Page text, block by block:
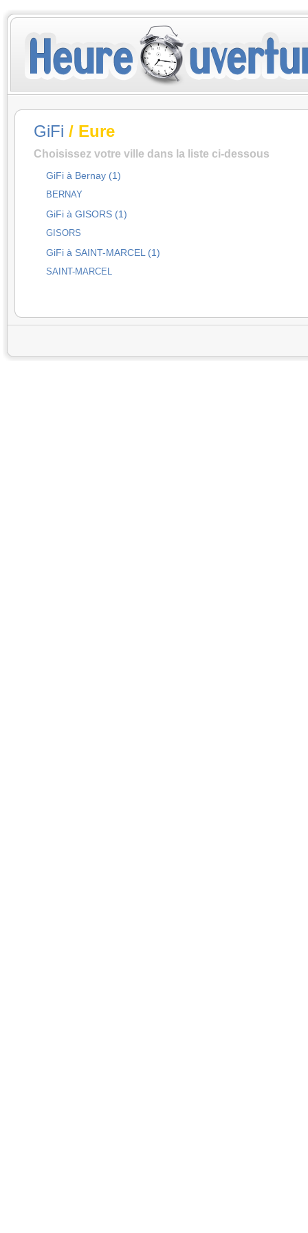
GiFi / Eure
Choisissez votre ville dans la liste ci-dessous
GiFi à Bernay (1)
BERNAY
GiFi à GISORS (1)
GISORS
GiFi à SAINT-MARCEL (1)
SAINT-MARCEL